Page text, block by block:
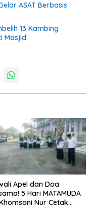
ASAT Berbasis
13 Kambing
Masjid
Apel dan Doa
5 Hari MATAMUDA
Nur Cetak